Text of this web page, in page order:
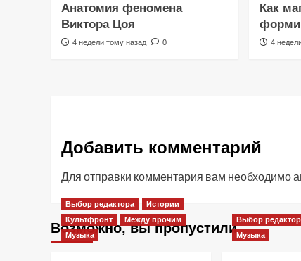
Анатомия феномена
Виктора Цоя
4 недели тому назад 0
Как
4
Добавить комментарий
Для отправки комментария вам необходимо
Возможно, вы пропустили
Выбор редактора
Истории
Культфронт
Между прочим
Музыка
Выбор
Музыка